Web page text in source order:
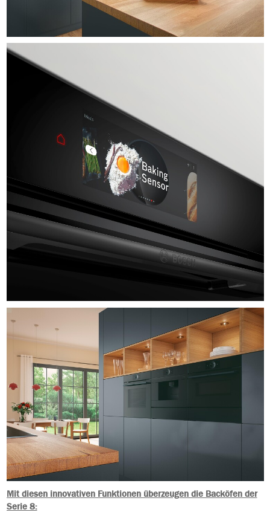
Mit diesen innovativen Funktionen überzeugen die Backöfen der
Serie 8: